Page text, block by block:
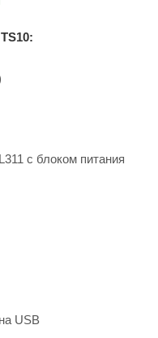
с блоком питания
USB